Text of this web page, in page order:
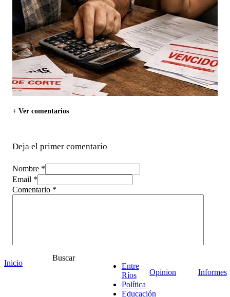
+ Ver comentarios
Deja el primer comentario
Nombre *
Email *
Comentario *
Inicio
Buscar
Entre
Ríos
Política
Educación
Opinion Informes